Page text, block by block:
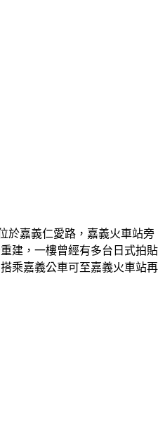
於嘉義仁愛路，嘉義火車站旁
建，一樓曾經有多台日式拍貼
乘嘉義公車可至嘉義火車站再